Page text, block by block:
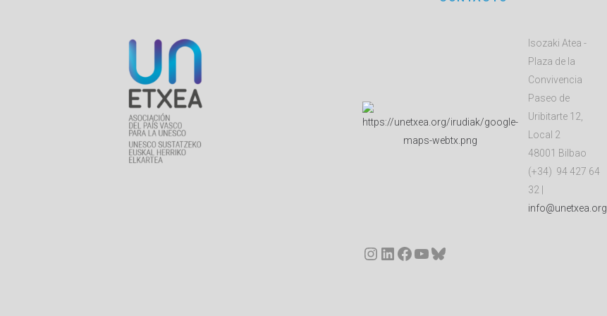
Isozaki Atea -
Plaza de la
Convivencia
Paseo de
Uribitarte 12,
Local 2
48001 Bilbao
(+34) 94 427 64
32 |
info@unetxea.org
Instagram
LinkedIn
Facebook
YouTube
Bluesky